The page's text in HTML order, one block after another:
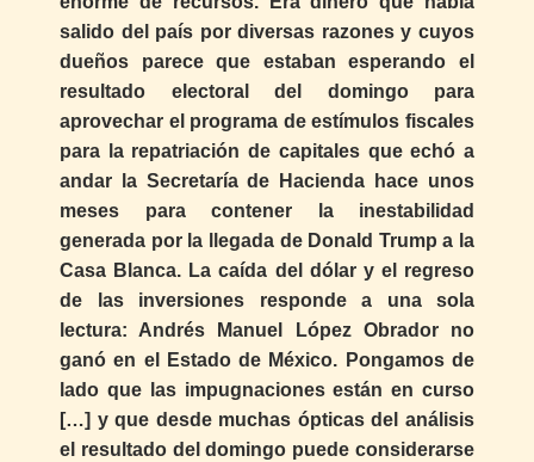
salido del país por diversas razones y cuyos
dueños parece que estaban esperando el
resultado electoral del domingo para
aprovechar el programa de estímulos fiscales
para la repatriación de capitales que echó a
andar la Secretaría de Hacienda hace unos
meses para contener la inestabilidad
generada por la llegada de Donald Trump a la
Casa Blanca. La caída del dólar y el regreso
de las inversiones responde a una sola
lectura: Andrés Manuel López Obrador no
ganó en el Estado de México. Pongamos de
lado que las impugnaciones están en curso
[…] y que desde muchas ópticas del análisis
el resultado del domingo puede considerarse